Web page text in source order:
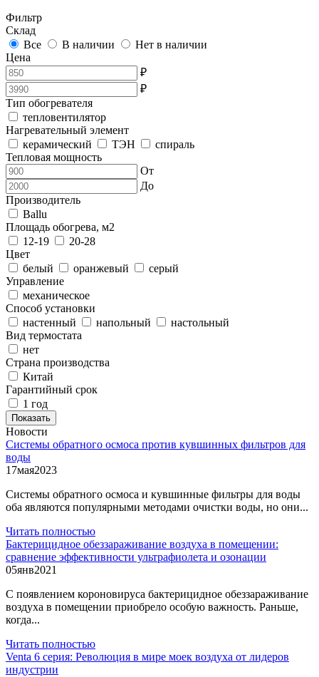
Фильтр
Склад
Все
В наличии
Нет в наличии
Цена
₽
₽
Тип обогревателя
тепловентилятор
Нагревательный элемент
керамический
ТЭН
спираль
Тепловая мощность
От
До
Производитель
Ballu
Площадь обогрева, м2
12-19
20-28
Цвет
белый
оранжевый
серый
Управление
механическое
Способ установки
настенный
напольный
настольный
Вид термостата
нет
Страна производства
Китай
Гарантийный срок
1 год
Показать
Новости
Системы обратного осмоса против кувшинных фильтров для
воды
17мая2023
Системы обратного осмоса и кувшинные фильтры для воды
оба являются популярными методами очистки воды, но они...
Читать полностью
Бактерицидное обеззараживание воздуха в помещении:
сравнение эффективности ультрафиолета и озонации
05янв2021
С появлением короновируса бактерицидное обеззараживание
воздуха в помещении приобрело особую важность. Раньше,
когда...
Читать полностью
Venta 6 серия: Революция в мире моек воздуха от лидеров
индустрии